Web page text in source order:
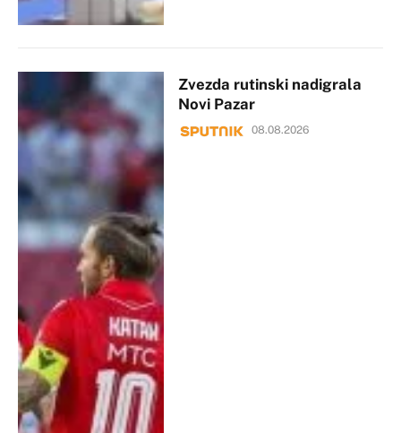
Zvezda rutinski nadigrala
Novi Pazar
08.08.2026